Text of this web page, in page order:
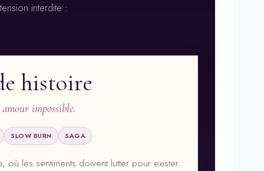
interdite :
histoire
impossible.
SLOW BURN SAGA
où les sentiments doivent lutter pour exister.